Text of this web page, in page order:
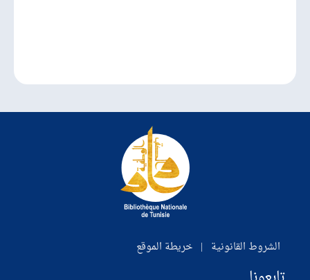
الشروط القانونية | خريطة الموقع